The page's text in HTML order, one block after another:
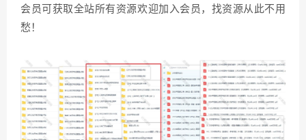
会员可获取全站所有资源欢迎加入会员，找资源从此不用
愁！